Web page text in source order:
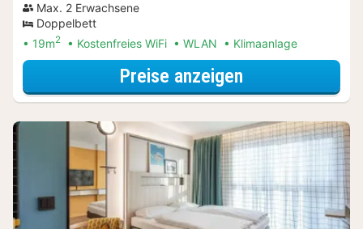
Max. 2 Erwachsene
Doppelbett
19m2 Kostenfreies WiFi WLAN Klimaanlage
Preise anzeigen